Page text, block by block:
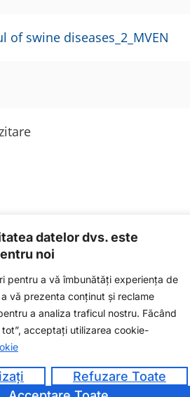
datelor dvs. este
noi
pentru a vă îmbunătăți experiența de
vă prezenta conținut și reclame
a analiza traficul nostru. Făcând
acceptați utilizarea cookie-
Refuzare Toate
of swine diseases_2_MVEN
ACADEMICS
Info Student
Învățământ
Cercetare
Mobilități și